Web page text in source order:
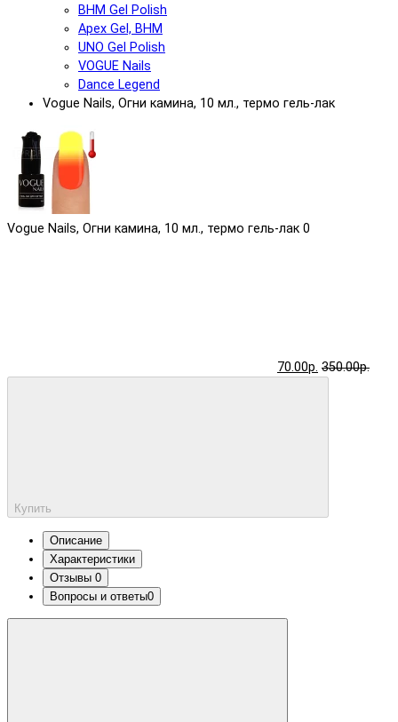
BHM Gel Polish
Apex Gel, BHM
UNO Gel Polish
VOGUE Nails
Dance Legend
Vogue Nails, Огни камина, 10 мл., термо гель-лак
Vogue Nails, Огни камина, 10 мл., термо гель-лак 0
70.00р. 350.00р.
Купить
Описание
Характеристики
Отзывы 0
Вопросы и ответы0